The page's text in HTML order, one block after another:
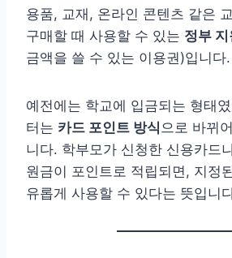
용품, 교재, 온라인 콘텐츠 같은
구매할 때 사용할 수 있는 정부
금액을 쓸 수 있는 이용권)입니다.
예전에는 학교에 입금되는 형태
터는 카드 포인트 방식 으로 바뀌
니다. 학부모가 신청한 신용카드
원금이 포인트로 적립되면, 지정
유롭게 사용할 수 있다는 뜻입니